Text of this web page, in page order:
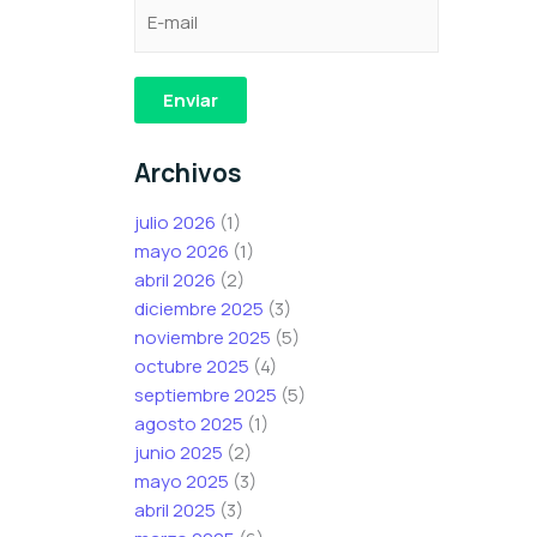
t
ó
i
c
o
C
o
r
r
e
o
e
e
e
c
t
r
ó
n
i
c
o
e
l
e
e
e
c
t
r
ó
n
i
c
o
*
Enviar
Archivos
julio 2026 (1)
mayo 2026 (1)
abril 2026 (2)
diciembre 2025 (3)
noviembre 2025 (5)
octubre 2025 (4)
septiembre 2025 (5)
agosto 2025 (1)
junio 2025 (2)
mayo 2025 (3)
abril 2025 (3)